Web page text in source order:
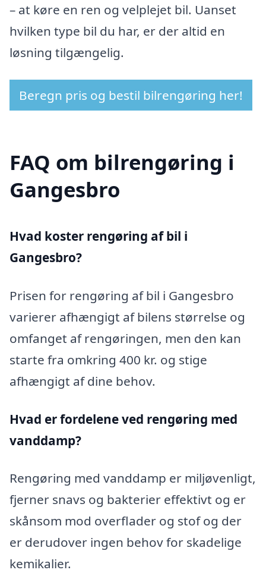
– at køre en ren og velplejet bil. Uanset
hvilken type bil du har, er der altid en
løsning tilgængelig.
Beregn pris og bestil bilrengøring her!
FAQ om bilrengøring i
Gangesbro
Hvad koster rengøring af bil i
Gangesbro?
Prisen for rengøring af bil i Gangesbro
varierer afhængigt af bilens størrelse og
omfanget af rengøringen, men den kan
starte fra omkring 400 kr. og stige
afhængigt af dine behov.
Hvad er fordelene ved rengøring med
vanddamp?
Rengøring med vanddamp er miljøvenligt,
fjerner snavs og bakterier effektivt og er
skånsom mod overflader og stof og der
er derudover ingen behov for skadelige
kemikalier.